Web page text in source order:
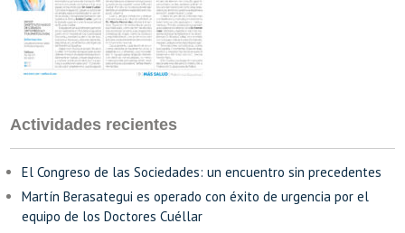
Actividades recientes
El Congreso de las Sociedades: un encuentro sin precedentes
Martín Berasategui es operado con éxito de urgencia por el
equipo de los Doctores Cuéllar